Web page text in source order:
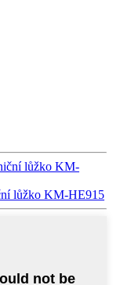
lůžko KM-
lůžko KM-HE915